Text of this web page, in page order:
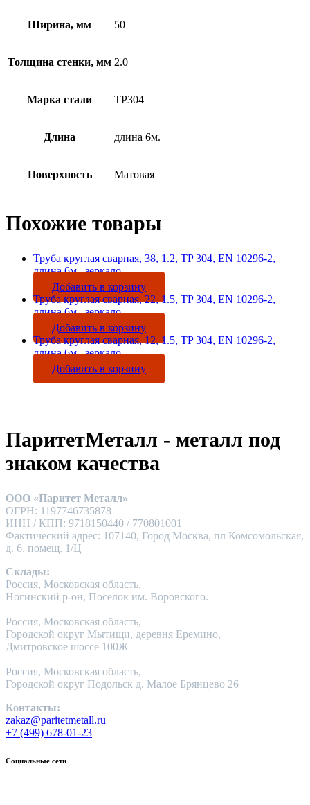
Ширина, мм 50
Толщина стенки, мм 2.0
Марка стали TP304
Длина длина 6м.
Поверхность Матовая
Похожие товары
Труба круглая сварная, 38, 1.2, TP 304, EN 10296-2,
длина 6м., зеркало
Добавить в корзину
Труба круглая сварная, 22, 1.5, TP 304, EN 10296-2,
длина 6м., зеркало
Добавить в корзину
Труба круглая сварная, 12, 1.5, TP 304, EN 10296-2,
длина 6м., зеркало
Добавить в корзину
ПаритетМеталл - металл под
знаком качества
ООО «Паритет Металл»
ОГРН: 1197746735878
ИНН / КПП: 9718150440 / 770801001
Фактический адрес: 107140, Город Москва, пл Комсомольская,
д. 6, помещ. 1/Ц
Склады:
Россия, Московская область,
Ногинский р-он, Поселок им. Воровского.
Россия, Московская область,
Городской округ Мытищи, деревня Еремино,
Дмитровское шоссе 100Ж
Россия, Московская область,
Городской округ Подольск д. Малое Брянцево 26
Контакты:
zakaz@paritetmetall.ru
+7 (499) 678-01-23
Социальные сети